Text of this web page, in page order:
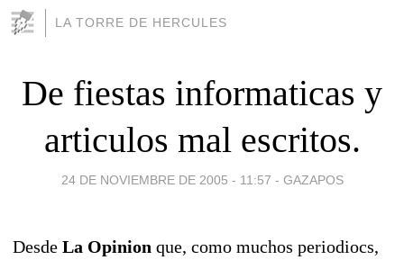
LA TORRE DE HERCULES
De fiestas informaticas y
articulos mal escritos.
24 DE NOVIEMBRE DE 2005 - 11:57 - GAZAPOS
Desde La Opinion que, como muchos periodiocs,